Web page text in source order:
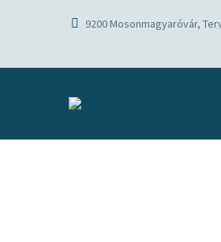
9200 Mosonmagyaróvár,